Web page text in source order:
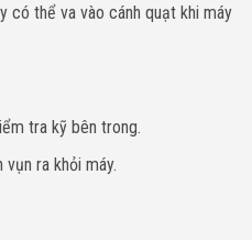
có thể va vào cánh quạt khi máy
tra kỹ bên trong.
ra khỏi máy.